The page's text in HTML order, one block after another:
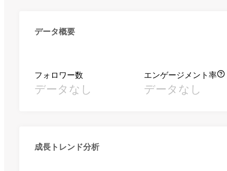
データ概要
フォロワー数
データなし
エンゲージメント率
データなし
成長トレンド分析